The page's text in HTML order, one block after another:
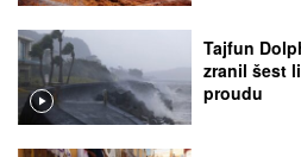
Tajfun
zranil šest
proudu